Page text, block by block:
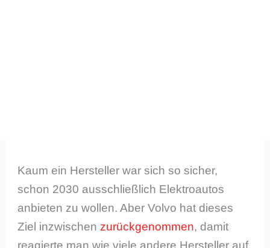
Kaum ein Hersteller war sich so sicher,
schon 2030 ausschließlich Elektroautos
anbieten zu wollen. Aber Volvo hat dieses
Ziel inzwischen zurückgenommen, damit
reagierte man wie viele andere Hersteller auf